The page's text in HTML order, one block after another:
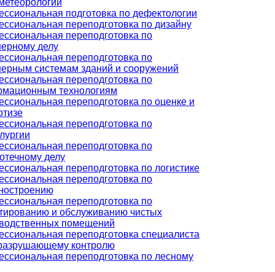
подготовка по дефектологии
переподготовка по дизайну
переподготовка по
делу
переподготовка по
системам зданий и сооружений
переподготовка по
технологиям
переподготовка по оценке и
переподготовка по
переподготовка по
делу
переподготовка по логистике
переподготовка по
переподготовка по
и обслуживанию чистых
помещений
переподготовка специалиста
контролю
переподготовка по лесному